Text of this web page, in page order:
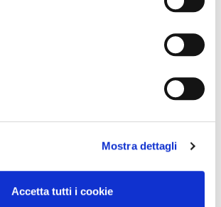
Mostra dettagli
Accetta tutti i cookie
pelle ,con tiralampo charm